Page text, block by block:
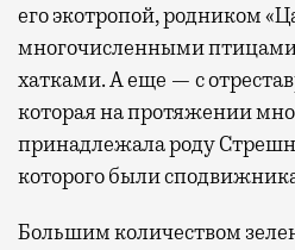
его экотропой, родником
многочисленными
хатками. А еще — с
которая на протяжении
принадлежала роду
которого были
Большим количеством